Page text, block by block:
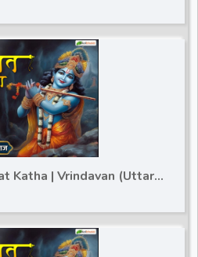
Day 2
Katha | Vrindavan (Uttar
Ji Maharaj | Day 1